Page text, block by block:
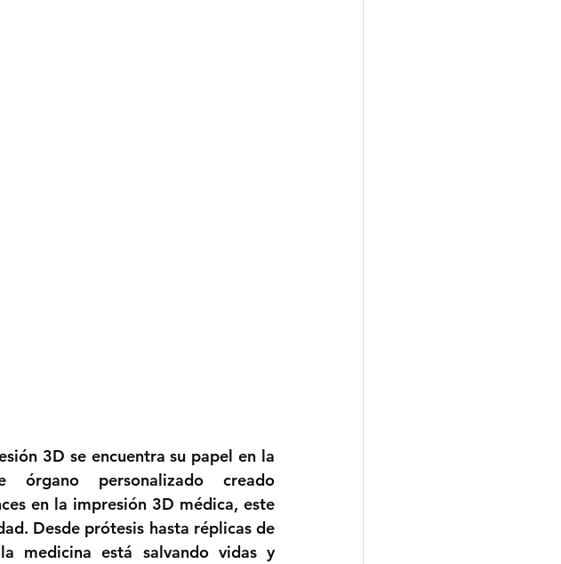
3D se encuentra su papel en la
personalizado creado
en la impresión 3D médica, este
Desde prótesis hasta réplicas de
medicina está salvando vidas y